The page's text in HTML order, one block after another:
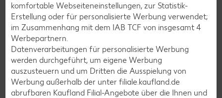
Frühstücksrezepte
Salat-Rezepte
Spargel-Rezepte
Fleisch-Rezepte
Fisch-Rezepte
komfortable Webseiteneinstellungen, zur Statistik-
Erstellung oder für personalisierte Werbung verwendet;
im Zusammenhang mit dem IAB TCF von insgesamt 4
Werbepartnern.
Datenverarbeitungen für personalisierte Werbung
werden durchgeführt, um eigene Werbung
auszusteuern und um Dritten die Ausspielung von
Werbung außerhalb der unter filiale.kaufland.de
abrufbaren Kaufland Filial-Angebote über die Ihnen und